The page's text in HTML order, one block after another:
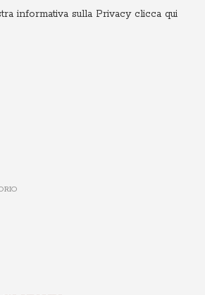
informativa sulla Privacyclicca qui